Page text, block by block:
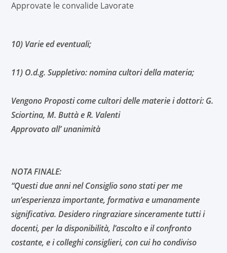
Approvate le convalide Lavorate
10) Varie ed eventuali;
11) O.d.g. Suppletivo: nomina cultori della materia;
Vengono Proposti come cultori delle materie i dottori: G.
Sciortina, M. Buttà e R. Valenti
Approvato all’ unanimità
NOTA FINALE:
“Questi due anni nel Consiglio sono stati per me
un’esperienza importante, formativa e umanamente
significativa. Desidero ringraziare sinceramente tutti i
docenti, per la disponibilità, l’ascolto e il confronto
costante, e i colleghi consiglieri, con cui ho condiviso